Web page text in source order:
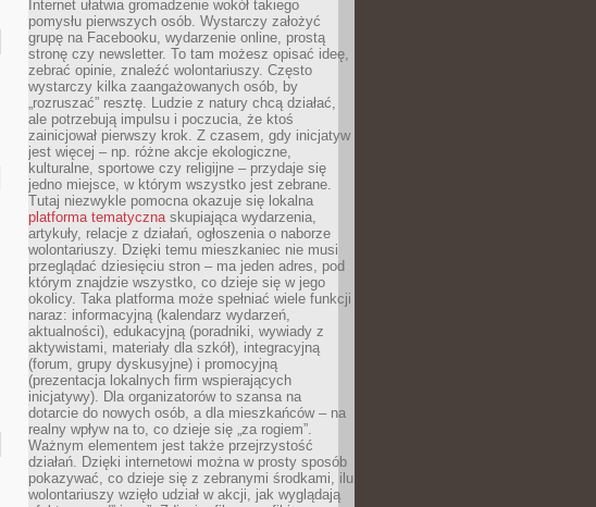
Internet ułatwia gromadzenie wokół takiego
pomysłu pierwszych osób. Wystarczy założyć
grupę na Facebooku, wydarzenie online, prostą
stronę czy newsletter. To tam możesz opisać ideę,
zebrać opinie, znaleźć wolontariuszy. Często
wystarczy kilka zaangażowanych osób, by
„rozruszać” resztę. Ludzie z natury chcą działać,
ale potrzebują impulsu i poczucia, że ktoś
zainicjował pierwszy krok. Z czasem, gdy inicjatyw
jest więcej – np. różne akcje ekologiczne,
kulturalne, sportowe czy religijne – przydaje się
jedno miejsce, w którym wszystko jest zebrane.
Tutaj niezwykle pomocna okazuje się lokalna
platforma tematycznaskupiająca wydarzenia,
artykuły, relacje z działań, ogłoszenia o naborze
wolontariuszy. Dzięki temu mieszkaniec nie musi
przeglądać dziesięciu stron – ma jeden adres, pod
którym znajdzie wszystko, co dzieje się w jego
okolicy. Taka platforma może spełniać wiele funkcji
naraz: informacyjną (kalendarz wydarzeń,
aktualności), edukacyjną (poradniki, wywiady z
aktywistami, materiały dla szkół), integracyjną
(forum, grupy dyskusyjne) i promocyjną
(prezentacja lokalnych firm wspierających
inicjatywy). Dla organizatorów to szansa na
dotarcie do nowych osób, a dla mieszkańców – na
realny wpływ na to, co dzieje się „za rogiem”.
Ważnym elementem jest także przejrzystość
działań. Dzięki internetowi można w prosty sposób
pokazywać, co dzieje się z zebranymi środkami, ilu
wolontariuszy wzięło udział w akcji, jak wyglądają